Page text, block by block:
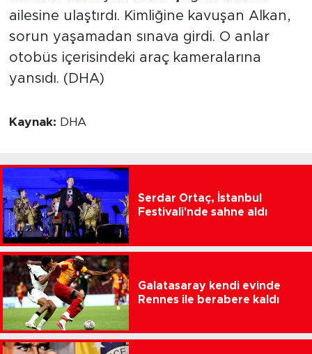
ailesine ulaştırdı. Kimliğine kavuşan Alkan,
sorun yaşamadan sınava girdi. O anlar
otobüs içerisindeki araç kameralarına
yansıdı. (DHA)
Kaynak: DHA
Serdar Ortaç, İstanbul
Festivali'nde sahne aldı
Galatasaray kendi evinde
Rennes ile berabere kaldı